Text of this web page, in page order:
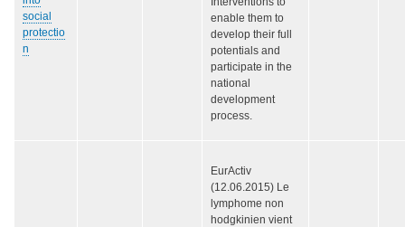
social
protectio
n
enable them to
develop their full
potentials and
participate in the
national
development
process.
EurActiv
(12.06.2015) Le
lymphome non
hodgkinien vient